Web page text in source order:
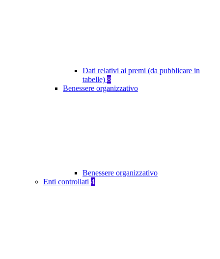
Dati relativi ai premi (da pubblicare in
tabelle) 8
Benessere organizzativo
Benessere organizzativo
Enti controllati 4